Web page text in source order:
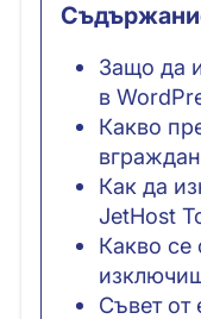
Защо да
в
Какво
Как да
JetHost
Какво се
Съвет от